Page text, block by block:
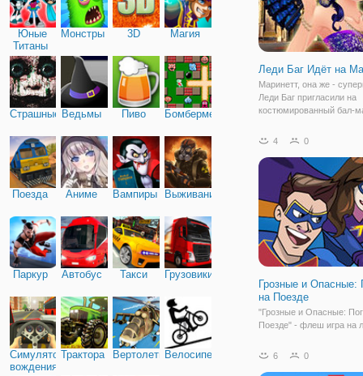
Юные
Титаны
Монстры 3D Магия
Страшные Ведьмы Пиво Бомбермен
Поезда Аниме Вампиры Выживание
Паркур Автобус Такси Грузовики
Симулятор
вождения
Трактора ВертолетыВелосипед
Леди Баг Идёт на
Маринетт, она же -
Леди Баг пригласили на
костюмированный бал-
ведь она не знает, какой
еще и после недавнего
4 0
Грозные и Опасные:
на Поезде
"Грозные и Опасные:
Поезде" - флеш игра на
примите участие в
6 0